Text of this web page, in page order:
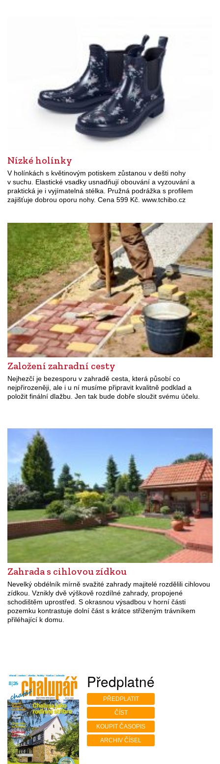
Nízké holínky
V holínkách s květinovým potiskem zůstanou v dešti nohy
v suchu. Elastické vsadky usnadňují obouvání a vyzouvání a
praktická je i vyjímatelná stélka. Pružná podrážka s profilem
zajišťuje dobrou oporu nohy. Cena 599 Kč. www.tchibo.cz
Založení zahradní cesty
Nejhezčí je bezesporu v zahradě cesta, která působí co
nejpřirozeněji, ale i u ní musíme připravit kvalitně podklad a
položit finální dlažbu. Jen tak bude dobře sloužit svému účelu.
Zahrada s cihlovou zídkou
Nevelký obdélník mírně svažité zahrady majitelé rozdělili cihlovou
zídkou. Vznikly dvě výškově rozdílné zahrady, propojené
schodištěm uprostřed. S okrasnou výsadbou v horní části
pozemku kontrastuje dolní část s krátce střiženým trávníkem
přiléhající k domu.
Předplatné
PŘEDPLATIT
ČÍST
KOUPIT ČASOPIS
ARCHIV ČÍSEL